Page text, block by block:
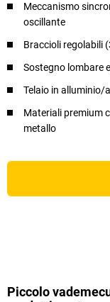
Meccanismo
oscillante
Braccioli regolabili
Sostegno lombare
Telaio in alluminio/
Materiali premium
metallo
Piccolo